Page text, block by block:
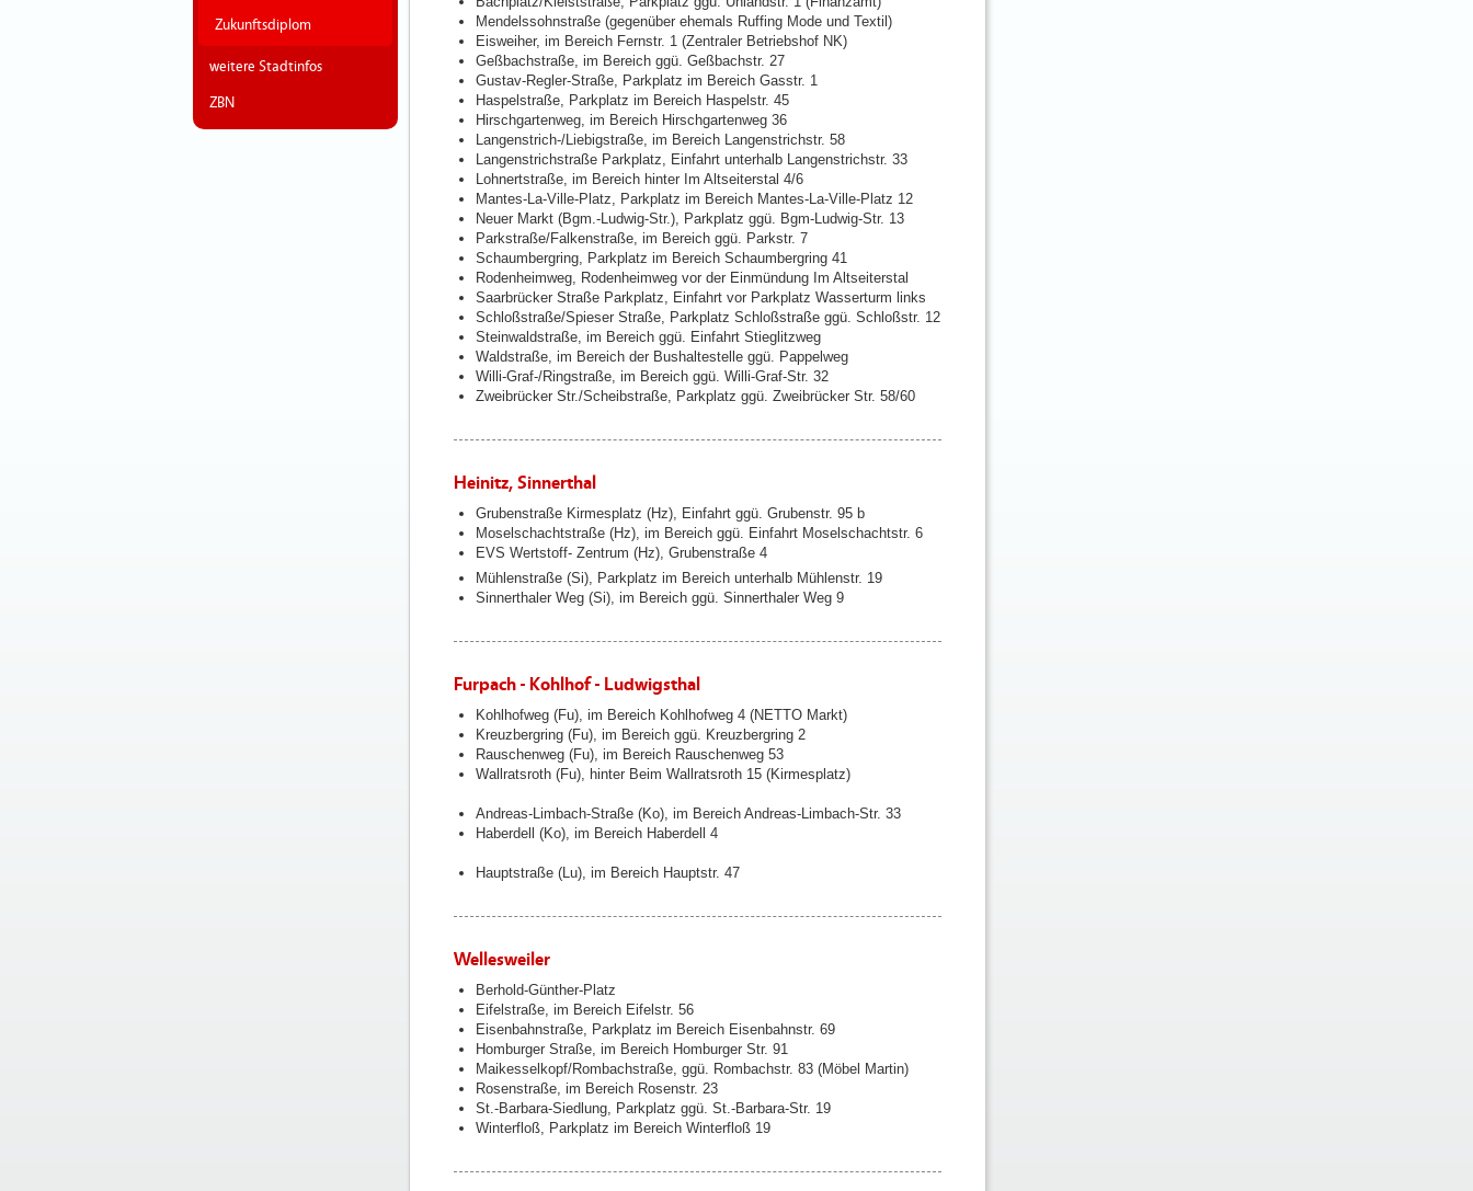
Zukunftsdiplom
weitere Stadtinfos
ZBN
Mendelssohnstraße (gegenüber ehemals Ruffing Mode und Textil)
Eisweiher, im Bereich Fernstr. 1 (Zentraler Betriebshof NK)
Geßbachstraße, im Bereich ggü. Geßbachstr. 27
Gustav-Regler-Straße, Parkplatz im Bereich Gasstr. 1
Haspelstraße, Parkplatz im Bereich Haspelstr. 45
Hirschgartenweg, im Bereich Hirschgartenweg 36
Langenstrich-/Liebigstraße, im Bereich Langenstrichstr. 58
Langenstrichstraße Parkplatz, Einfahrt unterhalb Langenstrichstr. 33
Lohnertstraße, im Bereich hinter Im Altseiterstal 4/6
Mantes-La-Ville-Platz, Parkplatz im Bereich Mantes-La-Ville-Platz 12
Neuer Markt (Bgm.-Ludwig-Str.), Parkplatz ggü. Bgm-Ludwig-Str. 13
Parkstraße/Falkenstraße, im Bereich ggü. Parkstr. 7
Schaumbergring, Parkplatz im Bereich Schaumbergring 41
Rodenheimweg, Rodenheimweg vor der Einmündung Im Altseiterstal
Saarbrücker Straße Parkplatz, Einfahrt vor Parkplatz Wasserturm links
Schloßstraße/Spieser Straße, Parkplatz Schloßstraße ggü. Schloßstr. 12
Steinwaldstraße, im Bereich ggü. Einfahrt Stieglitzweg
Waldstraße, im Bereich der Bushaltestelle ggü. Pappelweg
Willi-Graf-/Ringstraße, im Bereich ggü. Willi-Graf-Str. 32
Zweibrücker Str./Scheibstraße, Parkplatz ggü. Zweibrücker Str. 58/60
Heinitz, Sinnerthal
Grubenstraße Kirmesplatz (Hz), Einfahrt ggü. Grubenstr. 95 b
Moselschachtstraße (Hz), im Bereich ggü. Einfahrt Moselschachtstr. 6
EVS Wertstoff- Zentrum (Hz), Grubenstraße 4
Mühlenstraße (Si), Parkplatz im Bereich unterhalb Mühlenstr. 19
Sinnerthaler Weg (Si), im Bereich ggü. Sinnerthaler Weg 9
Furpach - Kohlhof - Ludwigsthal
Kohlhofweg (Fu), im Bereich Kohlhofweg 4 (NETTO Markt)
Kreuzbergring (Fu), im Bereich ggü. Kreuzbergring 2
Rauschenweg (Fu), im Bereich Rauschenweg 53
Wallratsroth (Fu), hinter Beim Wallratsroth 15 (Kirmesplatz)
Andreas-Limbach-Straße (Ko), im Bereich Andreas-Limbach-Str. 33
Haberdell (Ko), im Bereich Haberdell 4
Hauptstraße (Lu), im Bereich Hauptstr. 47
Wellesweiler
Berhold-Günther-Platz
Eifelstraße, im Bereich Eifelstr. 56
Eisenbahnstraße, Parkplatz im Bereich Eisenbahnstr. 69
Homburger Straße, im Bereich Homburger Str. 91
Maikesselkopf/Rombachstraße, ggü. Rombachstr. 83 (Möbel Martin)
Rosenstraße, im Bereich Rosenstr. 23
St.-Barbara-Siedlung, Parkplatz ggü. St.-Barbara-Str. 19
Winterfloß, Parkplatz im Bereich Winterfloß 19